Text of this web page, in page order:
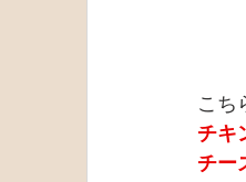
こち
チキ
チー